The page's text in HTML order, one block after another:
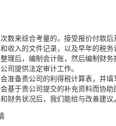
数来综合考量的，接受报价付款后
收入的文件记录，以及早年的税务
理后，编制会计账，然后编制财务
司提供法定审计工作。
准备贵公司的利得税计算表，并填
基于贵公司提交的补充资料而协助
财务状况后，我们能给与改善建议。